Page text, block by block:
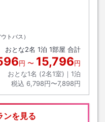
トバス）
おとな2名 1泊 1部屋 合計
円 〜 15,796円
おとな1名 (2名1室)｜ 1泊
税込 6,798円〜7,898円
ンを見る